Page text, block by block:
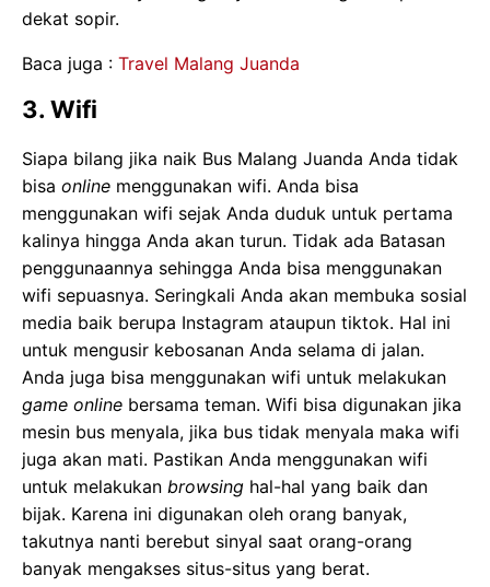
dekat sopir.
Baca juga : Travel Malang Juanda
3. Wifi
Siapa bilang jika naik Bus Malang Juanda Anda tidak
bisa online menggunakan wifi. Anda bisa
menggunakan wifi sejak Anda duduk untuk pertama
kalinya hingga Anda akan turun. Tidak ada Batasan
penggunaannya sehingga Anda bisa menggunakan
wifi sepuasnya. Seringkali Anda akan membuka sosial
media baik berupa Instagram ataupun tiktok. Hal ini
untuk mengusir kebosanan Anda selama di jalan.
Anda juga bisa menggunakan wifi untuk melakukan
game online bersama teman. Wifi bisa digunakan jika
mesin bus menyala, jika bus tidak menyala maka wifi
juga akan mati. Pastikan Anda menggunakan wifi
untuk melakukan browsing hal-hal yang baik dan
bijak. Karena ini digunakan oleh orang banyak,
takutnya nanti berebut sinyal saat orang-orang
banyak mengakses situs-situs yang berat.